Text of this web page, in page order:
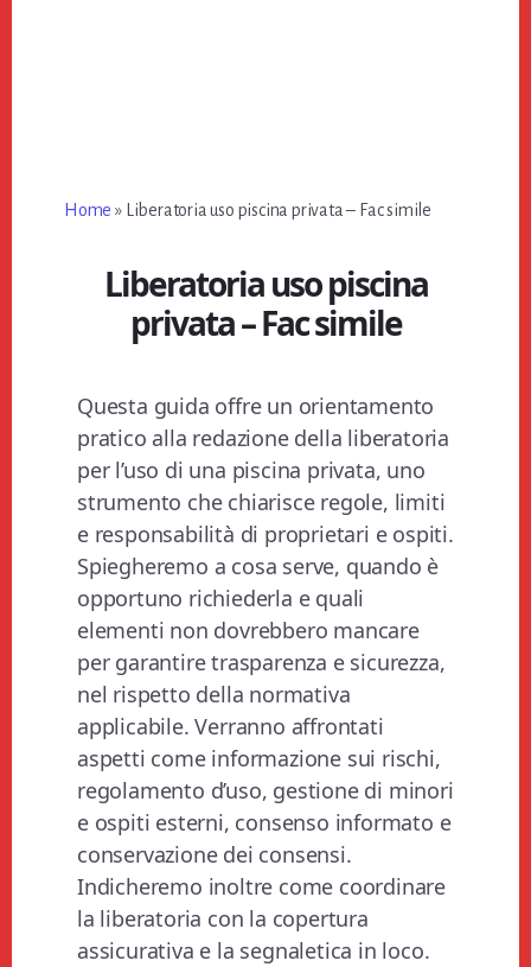
Home » Liberatoria uso piscina privata​ – Fac simile
Liberatoria uso piscina
privata​ – Fac simile
Questa guida offre un orientamento
pratico alla redazione della liberatoria
per l’uso di una piscina privata, uno
strumento che chiarisce regole, limiti
e responsabilità di proprietari e ospiti.
Spiegheremo a cosa serve, quando è
opportuno richiederla e quali
elementi non dovrebbero mancare
per garantire trasparenza e sicurezza,
nel rispetto della normativa
applicabile. Verranno affrontati
aspetti come informazione sui rischi,
regolamento d’uso, gestione di minori
e ospiti esterni, consenso informato e
conservazione dei consensi.
Indicheremo inoltre come coordinare
la liberatoria con la copertura
assicurativa e la segnaletica in loco.